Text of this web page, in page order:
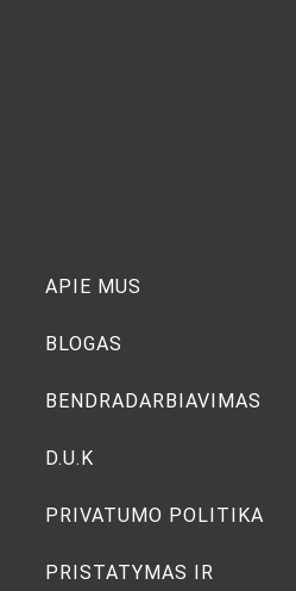
APIE MUS
BLOGAS
BENDRADARBIAVIMAS
D.U.K
PRIVATUMO POLITIKA
PRISTATYMAS IR